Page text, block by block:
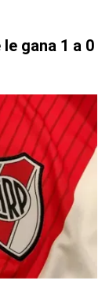
gana 1 a 0